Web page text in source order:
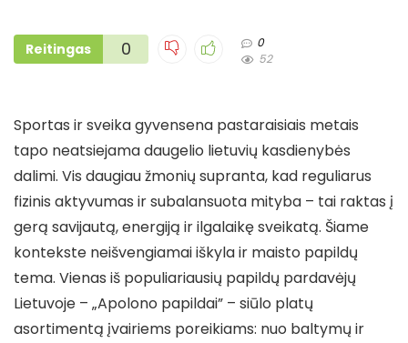
Reitingas 0
0
52
Sportas ir sveika gyvensena pastaraisiais metais
tapo neatsiejama daugelio lietuvių kasdienybės
dalimi. Vis daugiau žmonių supranta, kad reguliarus
fizinis aktyvumas ir subalansuota mityba – tai raktas į
gerą savijautą, energiją ir ilgalaikę sveikatą. Šiame
kontekste neišvengiamai iškyla ir maisto papildų
tema. Vienas iš populiariausių papildų pardavėjų
Lietuvoje – „Apolono papildai” – siūlo platų
asortimentą įvairiems poreikiams: nuo baltymų ir